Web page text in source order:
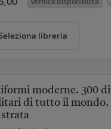
libreria
moderne. 300
di tutto il mondo.